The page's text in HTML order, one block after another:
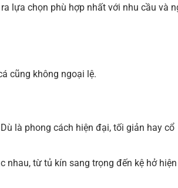
lựa chọn phù hợp nhất với nhu cầu và
cũng không ngoại lệ.
là phong cách hiện đại, tối giản hay cổ
nhau, từ tủ kín sang trọng đến kệ hở hiện